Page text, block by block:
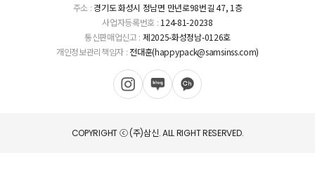
주소 : 경기도 화성시 정남면 만년로98번길 47, 1층
사업자등록번호 : 124-81-20238
통신판매업신고 : 제2025-화성정남-0126호
개인정보관리책임자 : 전대훈(happypack@samsinss.com)
COPYRIGHT ⓒ (주)삼신. ALL RIGHT RESERVED.